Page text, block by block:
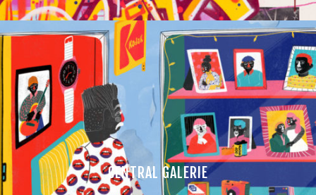
CENTRAL GALERIE